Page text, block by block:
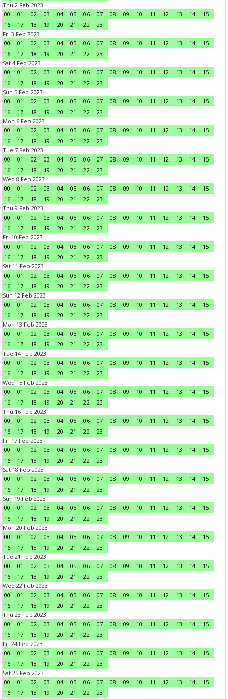
Thu 2 Feb 2023
00
01 02 03 04 05 06 07 08 09 10 11 12 13 14
15
16
17 18 19 20 21 22
23
Fri 3 Feb 2023
00
01 02 03 04 05 06 07 08 09 10 11 12 13 14
15
16
17 18 19 20 21 22
23
Sat 4 Feb 2023
00
01 02 03 04 05 06 07 08 09 10 11 12 13 14
15
16
17 18 19 20 21 22
23
Sun 5 Feb 2023
00
01 02 03 04 05 06 07 08 09 10 11 12 13 14
15
16
17 18 19 20 21 22
23
Mon 6 Feb 2023
00
01 02 03 04 05 06 07 08 09 10 11 12 13 14
15
16
17 18 19 20 21 22
23
Tue 7 Feb 2023
00
01 02 03 04 05 06 07 08 09 10 11 12 13 14
15
16
17 18 19 20 21 22
23
Wed 8 Feb 2023
00
01 02 03 04 05 06 07 08 09 10 11 12 13 14
15
16
17 18 19 20 21 22
23
Thu 9 Feb 2023
00
01 02 03 04 05 06 07 08 09 10 11 12 13 14
15
16
17 18 19 20 21 22
23
Fri 10 Feb 2023
00
01 02 03 04 05 06 07 08 09 10 11 12 13 14
15
16
17 18 19 20 21 22
23
Sat 11 Feb 2023
00
01 02 03 04 05 06 07 08 09 10 11 12 13 14
15
16
17 18 19 20 21 22
23
Sun 12 Feb 2023
00
01 02 03 04 05 06 07 08 09 10 11 12 13 14
15
16
17 18 19 20 21 22
23
Mon 13 Feb 2023
00
01 02 03 04 05 06 07 08 09 10 11 12 13 14
15
16
17 18 19 20 21 22
23
Tue 14 Feb 2023
00
01 02 03 04 05 06 07 08 09 10 11 12 13 14
15
16
17 18 19 20 21 22
23
Wed 15 Feb 2023
00
01 02 03 04 05 06 07 08 09 10 11 12 13 14
15
16
17 18 19 20 21 22
23
Thu 16 Feb 2023
00
01 02 03 04 05 06 07 08 09 10 11 12 13 14
15
16
17 18 19 20 21 22
23
Fri 17 Feb 2023
00
01 02 03 04 05 06 07 08 09 10 11 12 13 14
15
16
17 18 19 20 21 22
23
Sat 18 Feb 2023
00
01 02 03 04 05 06 07 08 09 10 11 12 13 14
15
16
17 18 19 20 21 22
23
Sun 19 Feb 2023
00
01 02 03 04 05 06 07 08 09 10 11 12 13 14
15
16
17 18 19 20 21 22
23
Mon 20 Feb 2023
00
01 02 03 04 05 06 07 08 09 10 11 12 13 14
15
16
17 18 19 20 21 22
23
Tue 21 Feb 2023
00
01 02 03 04 05 06 07 08 09 10 11 12 13 14
15
16
17 18 19 20 21 22
23
Wed 22 Feb 2023
00
01 02 03 04 05 06 07 08 09 10 11 12 13 14
15
16
17 18 19 20 21 22
23
Thu 23 Feb 2023
00
01 02 03 04 05 06 07 08 09 10 11 12 13 14
15
16
17 18 19 20 21 22
23
Fri 24 Feb 2023
00
01 02 03 04 05 06 07 08 09 10 11 12 13 14
15
16
17 18 19 20 21 22
23
Sat 25 Feb 2023
00
01 02 03 04 05 06 07 08 09 10 11 12 13 14
15
16
17 18 19 20 21 22
23